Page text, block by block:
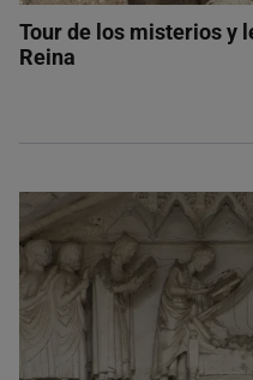
Tour de los misterios y
Reina